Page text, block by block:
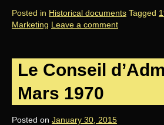
Posted in Historical documents Tagged
Marketing Leave a comment
Le Conseil
Mars 1970
Posted on January 30, 2015